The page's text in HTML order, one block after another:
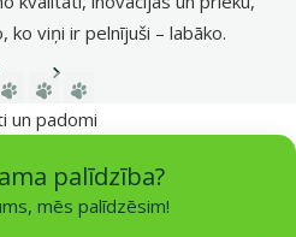
viņi ir pelnījuši – labāko.
lapa
Nākamā lapa
un padomi
palīdzība?
mēs palīdzēsim!